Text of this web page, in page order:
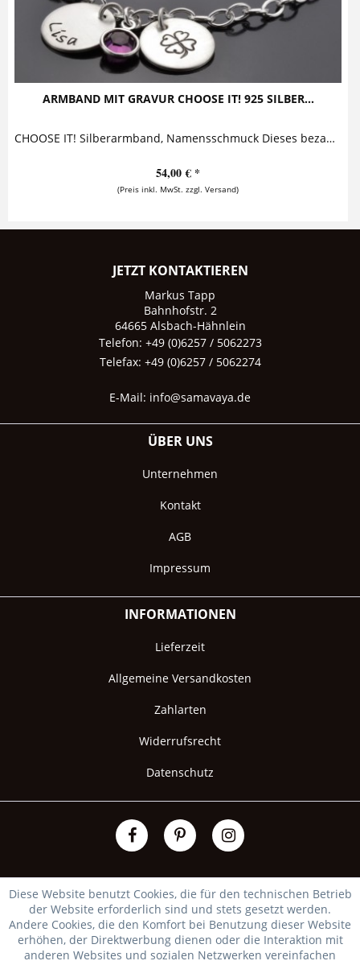
ARMBAND MIT GRAVUR CHOOSE IT! 925 SILBER...
CHOOSE IT! Silberarmband, Namensschmuck Dieses bezaubernde Armband mit Gravur besteht aus zwei personalisierbaren Silberanhängern, die zusammen mit...
54,00 € *
(Preis inkl. MwSt. zzgl. Versand)
JETZT KONTAKTIEREN
Markus Tapp
Bahnhofstr. 2
64665 Alsbach-Hähnlein
Telefon: +49 (0)6257 / 5062273
Telefax: +49 (0)6257 / 5062274
E-Mail: info@samavaya.de
ÜBER UNS
Unternehmen
Kontakt
AGB
Impressum
INFORMATIONEN
Lieferzeit
Allgemeine Versandkosten
Zahlarten
Widerrufsrecht
Datenschutz
Diese Website benutzt Cookies, die für den technischen Betrieb
der Website erforderlich sind und stets gesetzt werden.
Andere Cookies, die den Komfort bei Benutzung dieser Website
erhöhen, der Direktwerbung dienen oder die Interaktion mit
anderen Websites und sozialen Netzwerken vereinfachen